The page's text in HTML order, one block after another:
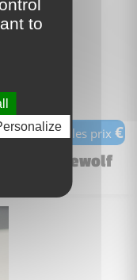
voir les prix €
- Werewolf
to